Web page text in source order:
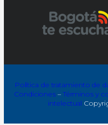
Política de tratamiento de
Condiciones –Términos y
intelectual